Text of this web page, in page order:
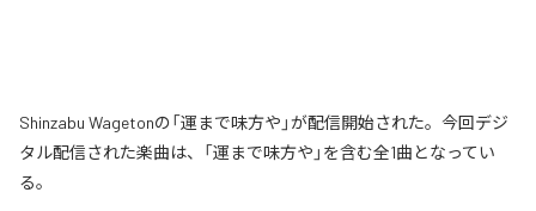
Shinzabu Wagetonの「運まで味方や」が配信開始された。今回デジ
タル配信された楽曲は、「運まで味方や」を含む全1曲となってい
る。